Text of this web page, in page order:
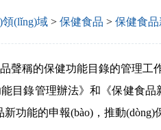
領(lǐng)域 > 保健食品 > 保健食
的保健功能目錄的管理工作
目錄管理辦法》和《保健食品
功能的申報(bào)，推動(dòng)保